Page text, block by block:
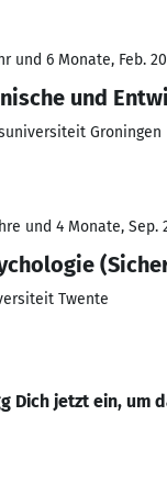
und 6 Monate, Feb.
und
Groningen
und 4 Monate, Sep.
Twente
Dich jetzt ein, um